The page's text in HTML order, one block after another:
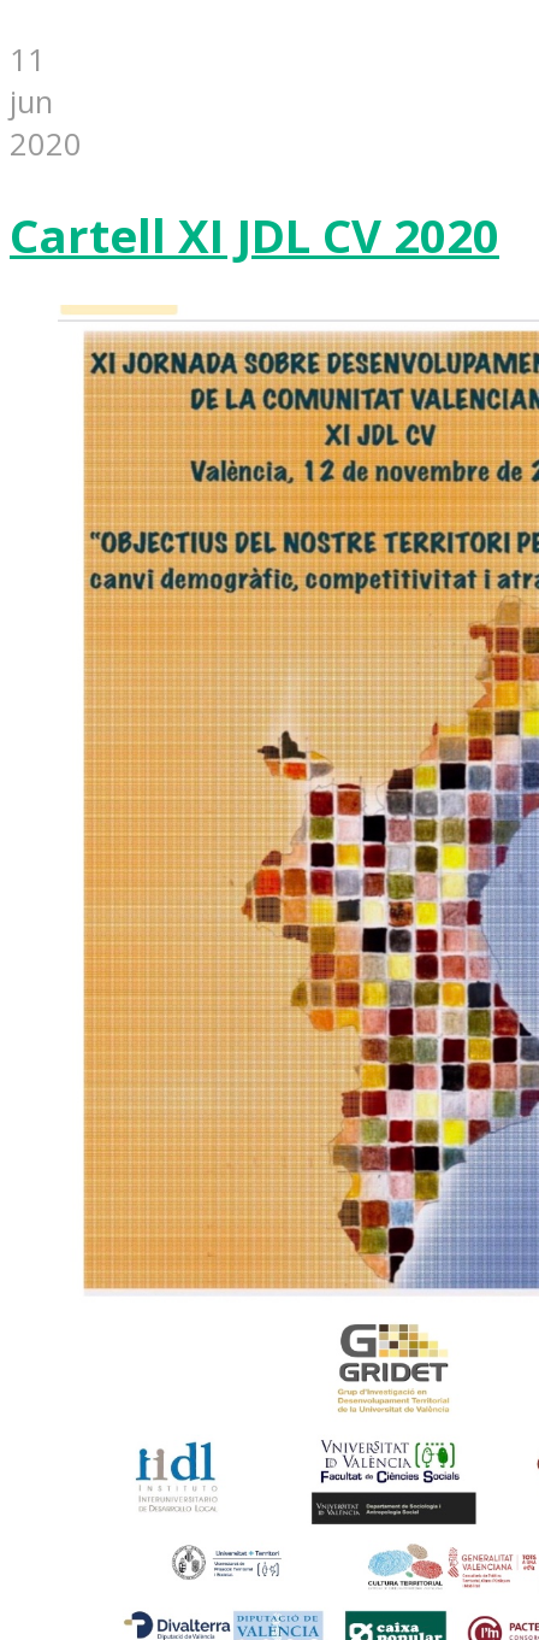
11
jun
2020
Cartell XI JDL CV 2020